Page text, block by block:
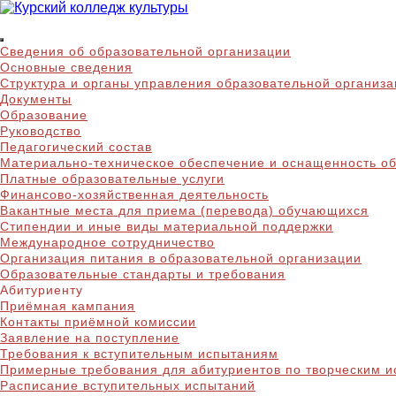
Skip
content
Курский колледж
Сведения об образовательной организации
Основные сведения
Структура и органы управления образовательной
Документы
Образование
Руководство
Педагогический состав
Материально-техническое обеспечение и оснащенность
Платные образовательные услуги
Финансово-хозяйственная деятельность
Вакантные места для приема (перевода) обучающихся
Стипендии и иные виды материальной поддержки
Международное сотрудничество
Организация питания в образовательной организации
Образовательные стандарты и требования
Абитуриенту
Приёмная кампания
Контакты приёмной комиссии
Заявление на поступление
Требования к вступительным испытаниям
Примерные требования для абитуриентов по творческим
Расписание вступительных испытаний